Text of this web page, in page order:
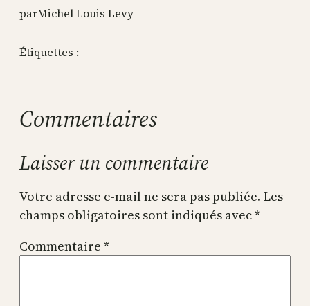
parMichel Louis Levy
Étiquettes :
Commentaires
Laisser un commentaire
Votre adresse e-mail ne sera pas publiée. Les
champs obligatoires sont indiqués avec*
Commentaire *